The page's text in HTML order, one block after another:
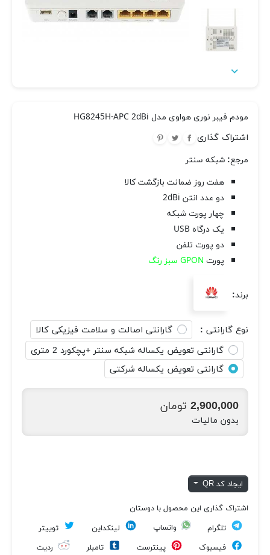

مودم فیبر نوری هواوی مدل HG8245H-APC 2dBi
اشتراک گذاری
مرجع: شبکه سنتر
هفت روز ضمانت بازگشت کالا
دو عدد انتن 2dBi
چهار پورت شبکه
یک درگاه USB
دو پورت تلفن
پورت GPON سبز رنگ
برند:
نوع گارانتی :
گارانتی اصالت و سلامت فیزیکی کالا
گارانتی تعویض یکساله شبکه سنتر +پچکورد 2 متری
گارانتی تعویض یکساله شرکتی
2,900,000 تومان
بدون مالیات
ایجاد کد QR
اشتراک گذاری این محصول با دوستان
تلگرام
واتساپ لینکداین
توییتر
فیسبوک
پینترست تامبلر
ردیت